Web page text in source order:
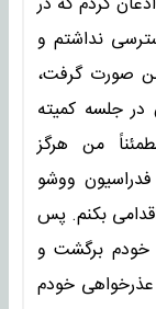
نداشتم و
صورت گرفت،
جلسه کمیته
من هرگز
ووشو
بکنم. پس
خودم برگشت و
خودم